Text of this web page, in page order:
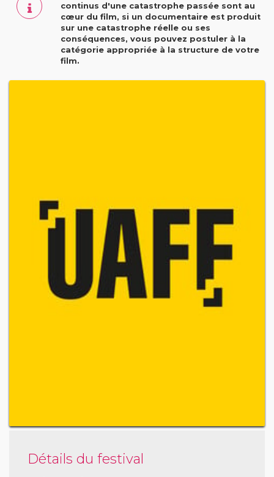
Détails du festival
continus d'une catastrophe passée sont au
cœur du film, si un documentaire est produit
sur une catastrophe réelle ou ses
conséquences, vous pouvez postuler à la
catégorie appropriée à la structure de votre
film.